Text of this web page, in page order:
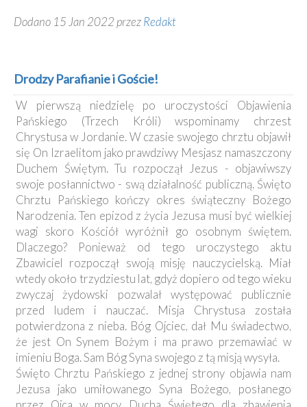
Dodano 15 Jan 2022 przezRedakt
Drodzy Parafianie i Goście!
W pierwszą niedzielę po uroczystości Objawienia
Pańskiego (Trzech Króli) wspominamy chrzest
Chrystusa w Jordanie. W czasie swojego chrztu objawił
się On Izraelitom jako prawdziwy Mesjasz namaszczony
Duchem Świętym. Tu rozpoczął Jezus - objawiwszy
swoje posłannictwo - swą działalność publiczną. Święto
Chrztu Pańskiego kończy okres świąteczny Bożego
Narodzenia. Ten epizod z życia Jezusa musi być wielkiej
wagi skoro Kościół wyróżnił go osobnym świętem.
Dlaczego? Ponieważ od tego uroczystego aktu
Zbawiciel rozpoczął swoją misję nauczycielską. Miał
wtedy około trzydziestu lat, gdyż dopiero od tego wieku
zwyczaj żydowski pozwalał występować publicznie
przed ludem i nauczać. Misja Chrystusa została
potwierdzona z nieba. Bóg Ojciec, dał Mu świadectwo,
że jest On Synem Bożym i ma prawo przemawiać w
imieniu Boga. Sam Bóg Syna swojego z tą misją wysyła.
Święto Chrztu Pańskiego z jednej strony objawia nam
Jezusa jako umiłowanego Syna Bożego, posłanego